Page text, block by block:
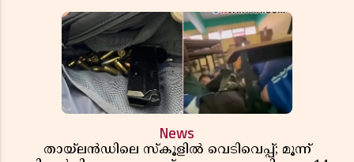
News
തായ്‌ലൻഡിലെ സ്‌കൂളിൽ വെടിവെപ്പ്; മൂന്ന്